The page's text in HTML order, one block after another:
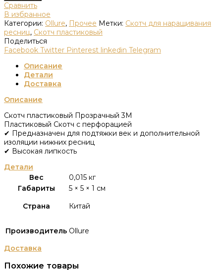
Сравнить
В избранное
Категории: Ollure, Прочее Метки: Скотч для наращивания
ресниц, Скотч пластиковый
Поделиться
Facebook Twitter Pinterest linkedin Telegram
Описание
Детали
Доставка
Описание
Скотч пластиковый Прозрачный 3М
Пластиковый Скотч с перфорацией
✔ Предназначен для подтяжки век и дополнительной
изоляции нижних ресниц
✔ Высокая липкость
Детали
Вес
0,015 кг
Габариты
5 × 5 × 1 см
Страна
Китай
Производитель Ollure
Доставка
Похожие товары